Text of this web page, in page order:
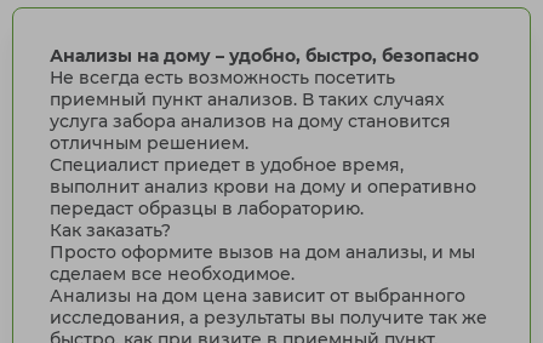
Анализы на дому – удобно, быстро, безопасно
Не всегда есть возможность посетить
приемный пункт анализов. В таких случаях
услуга забора анализов на дому становится
отличным решением.
Специалист приедет в удобное время,
выполнит анализ крови на дому и оперативно
передаст образцы в лабораторию.
Как заказать?
Просто оформите вызов на дом анализы, и мы
сделаем все необходимое.
Анализы на дом цена зависит от выбранного
исследования, а результаты вы получите так же